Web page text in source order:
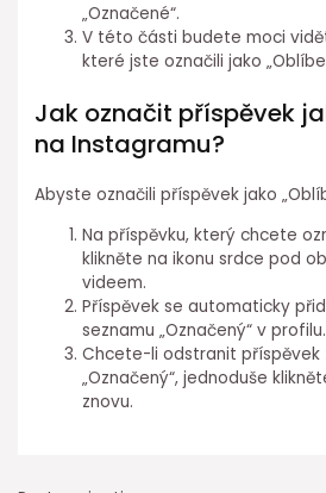
„Označené“.
V této části budete moci
které jste označili jako
Jak označit příspěvek
na Instagramu?
Abyste označili příspěvek jako
Na příspěvku, který chcete
klikněte na ikonu srdce pod
videem.
Příspěvek se automaticky
seznamu „Označený“ v profilu.
Chcete-li odstranit příspěvek
„Označený“, jednoduše
znovu.